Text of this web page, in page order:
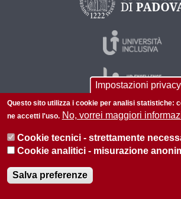
P.I. 00742430283 C.F. 80006480281
Informazioni su questo sito
Impostazioni privacy
Questo sito utilizza i cookie per analisi statistiche:
ne accetti l'uso. No, vorrei maggiori
Cookie tecnici - strettamente
Cookie analitici - misurazione
Salva preferenze